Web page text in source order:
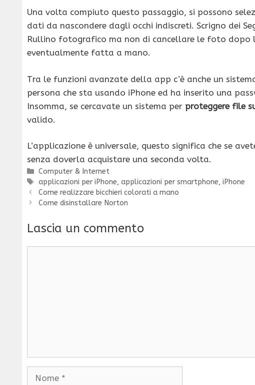
Una volta compiuto questo passaggio, si possono
dati da nascondere dagli occhi indiscreti. Scrigno dei
Rullino fotografico ma non di cancellare le foto dopo
eventualmente fatta a mano.
Tra le funzioni avanzate della app c’è anche un
persona che sta usando iPhone ed ha inserito una
Insomma, se cercavate un sistema per proteggere file
valido.
L’applicazione è universale, questo significa che se
senza doverla acquistare una seconda volta.
Categorie
Computer & Internet
Tag
applicazioni per iPhone,applicazioni per smartphone,iPhone
Come realizzare bicchieri colorati a mano
Come disinstallare Norton
Lascia un commento